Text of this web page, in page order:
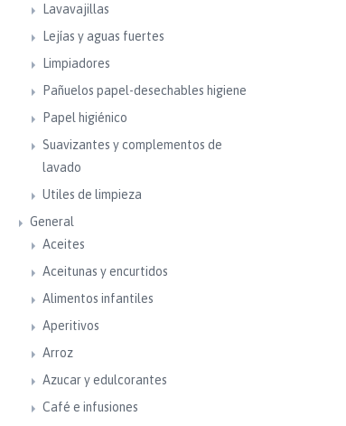
Lavavajillas
Lejías y aguas fuertes
Limpiadores
Pañuelos papel-desechables higiene
Papel higiénico
Suavizantes y complementos de
lavado
Utiles de limpieza
General
Aceites
Aceitunas y encurtidos
Alimentos infantiles
Aperitivos
Arroz
Azucar y edulcorantes
Café e infusiones